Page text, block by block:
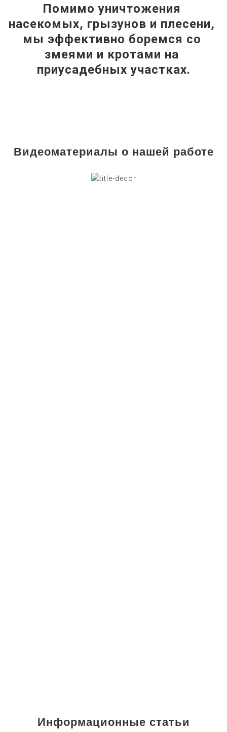
Помимо уничтожения
насекомых, грызунов и плесени,
мы эффективно боремся со
змеями и кротами на
приусадебных участках.
Видеоматериалы о нашей работе
Информационные статьи